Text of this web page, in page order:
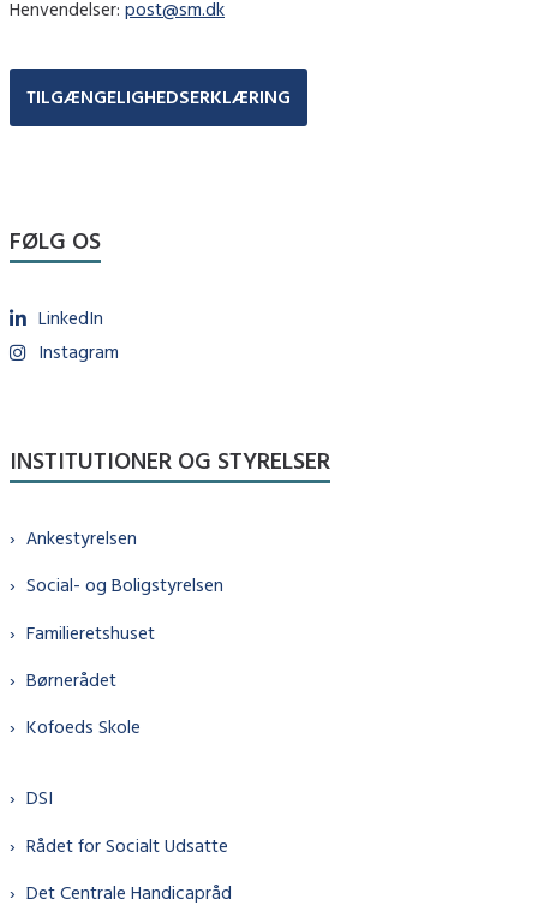
Henvendelser: post@sm.dk
TILGÆNGELIGHEDSERKLÆRING
FØLG OS
LinkedIn
Instagram
INSTITUTIONER OG STYRELSER
Ankestyrelsen
Social- og Boligstyrelsen
Familieretshuset
Børnerådet
Kofoeds Skole
DSI
Rådet for Socialt Udsatte
Det Centrale Handicapråd